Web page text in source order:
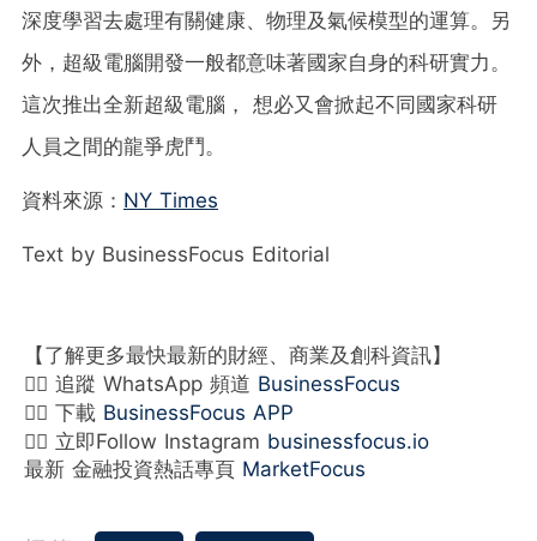
深度學習去處理有關健康、物理及氣候模型的運算。另
外，超級電腦開發一般都意味著國家自身的科研實力。
這次推出全新超級電腦， 想必又會掀起不同國家科研
人員之間的龍爭虎鬥。
資料來源： NY Times
Text by BusinessFocus Editorial
【了解更多最快最新的財經、商業及創科資訊】
👉🏻 追蹤 WhatsApp 頻道 BusinessFocus
👉🏻 下載 BusinessFocus APP
👉🏻 立即Follow Instagram businessfocus.io
最新 金融投資熱話專頁 MarketFocus